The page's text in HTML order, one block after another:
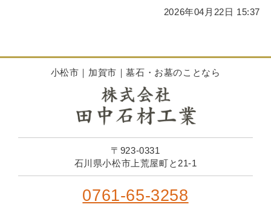
2026年04月22日 15:37
小松市｜加賀市｜墓石・お墓のことなら
〒923-0331
石川県小松市上荒屋町と21-1
0761-65-3258